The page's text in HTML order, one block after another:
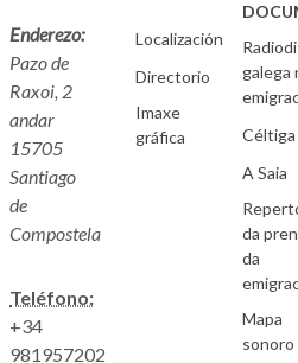
Enderezo:
Pazo de
Raxoi, 2
andar
15705
Santiago
de
Compostela
Teléfono:
+34
981957202
Localización
Directorio
Imaxe
gráfica
galega
Céltiga
A Saia
da
da
Mapa
sonoro